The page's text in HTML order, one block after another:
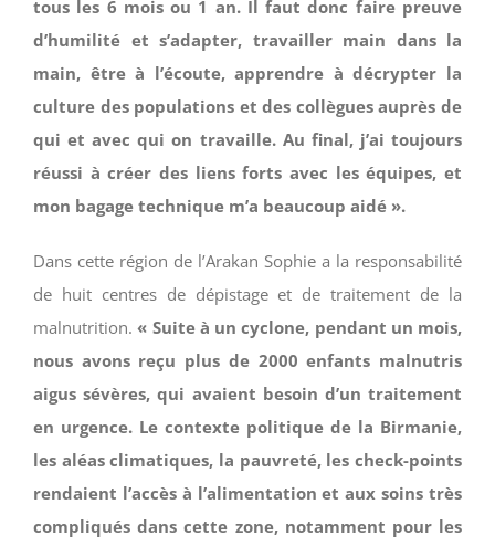
tous les 6 mois ou 1 an. Il faut donc faire preuve
d’humilité et s’adapter, travailler main dans la
main, être à l’écoute, apprendre à décrypter la
culture des populations et des collègues auprès de
qui et avec qui on travaille. Au final, j’ai toujours
réussi à créer des liens forts avec les équipes, et
mon bagage technique m’a beaucoup aidé ».
Dans cette région de l’Arakan Sophie a la responsabilité
de huit centres de dépistage et de traitement de la
malnutrition.« Suite à un cyclone, pendant un mois,
nous avons reçu plus de 2000 enfants malnutris
aigus sévères, qui avaient besoin d’un traitement
en urgence. Le contexte politique de la Birmanie,
les aléas climatiques, la pauvreté, les check-points
rendaient l’accès à l’alimentation et aux soins très
compliqués dans cette zone, notamment pour les